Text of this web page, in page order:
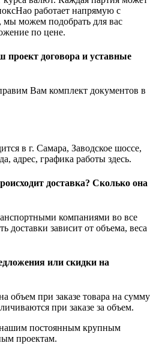
работает напрямую с
мы можем подобрать для вас
по цене.
договора и уставные
Вам комплект документов в
в г. Самара, Заводское шоссе,
адрес, графика работы здесь.
доставка? Сколько она
компаниями во все
доставки зависит от объема, веса
или скидки на
объем при заказе товара на сумму
при заказе за объем.
постоянным крупным
проектам.